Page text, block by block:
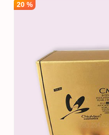
20 %